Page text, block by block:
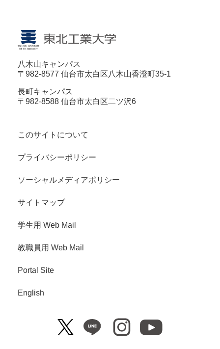
八木山キャンパス
〒982-8577 仙台市太白区八木山香澄町35-1
長町キャンパス
〒982-8588 仙台市太白区二ツ沢6
このサイトについて
プライバシーポリシー
ソーシャルメディアポリシー
サイトマップ
学生用 Web Mail
教職員用 Web Mail
Portal Site
English